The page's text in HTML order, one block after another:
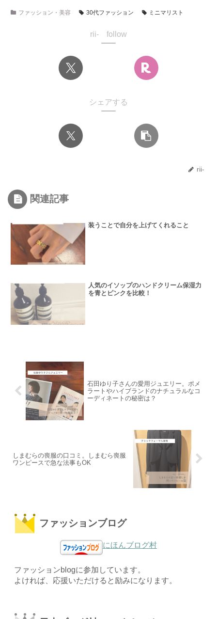
ファッション・美容 30代ファッション ミニマリスト
rii- follow
シェアする
rii-
関連記事
装うことで自分を上げてくれること
人気のイソップのハンドクリーム保湿力
を青とピンクを比較！
石田ゆり子さんの愛用ジュエリー。ポメ
ラートやハイブランドのナチュラルなコ
ーディネートの秘密は？
しまむらの喪服の口コミ。しまむら喪服
ワンピースで急な法事もOK
ファッションブログ
にほんブログ村
ファッションblogに参加しています。
よければ、応援いただけると励みになります。